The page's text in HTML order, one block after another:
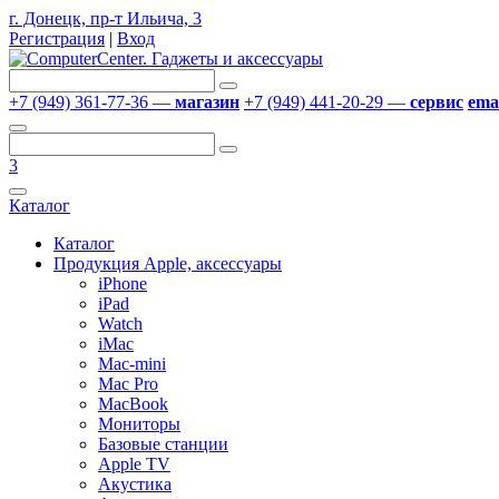
г. Донецк, пр-т Ильича, 3
Регистрация | Вход
+7 (949) 361-77-36 — магазин +7 (949) 441-20-29 — сервис
3
Каталог
Каталог
Продукция Apple, аксессуары
iPhone
iPad
Watch
iMac
Mac-mini
Mac Pro
MacBook
Мониторы
Базовые станции
Apple TV
Акустика